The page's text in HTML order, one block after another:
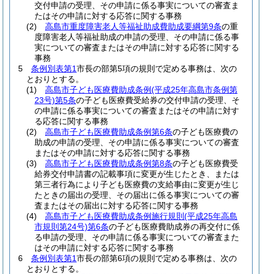
交付申請の受理、その申請に係る事実についての審査ま
たはその申請に対する応答に関する事務
(2)
高島市重度障害老人等福祉助成費助成要綱第9条の重
度障害老人等福祉助成の申請の受理、その申請に係る事
実についての審査またはその申請に対する応答に関する
事務
5
条例別表第1市長の部第5項の規則で定める事務は、次の
とおりとする。
(1)
高島市子ども医療費助成条例(平成25年高島市条例第
23号)第5条の子ども医療費受給券の交付申請の受理、そ
の申請に係る事実についての審査またはその申請に対す
る応答に関する事務
(2)
高島市子ども医療費助成条例第6条の子ども医療費の
助成の申請の受理、その申請に係る事実についての審査
またはその申請に対する応答に関する事務
(3)
高島市子ども医療費助成条例第8条の子ども医療費受
給券交付申請書の記載事項に変更が生じたとき、または
第三者行為により子ども医療費の支給事由に変更が生じ
たときの届出の受理、その届出に係る事実についての審
査またはその届出に対する応答に関する事務
(4)
高島市子ども医療費助成条例施行規則 (平成25年高島
市規則第24号)第6条の子ども医療費助成券の再交付に係
る申請の受理、その申請に係る事実についての審査また
はその申請に対する応答に関する事務
6
条例別表第1市長の部第6項の規則で定める事務は、次の
とおりとする。